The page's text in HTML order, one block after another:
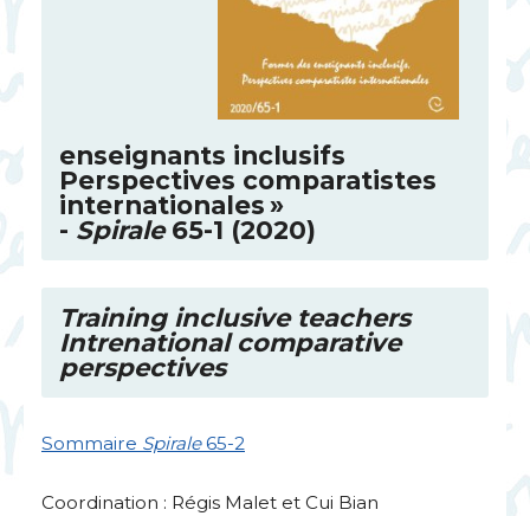
enseignants inclusifs
Perspectives comparatistes
internationales»
- Spirale65-1 (2020)
Training inclusive teachers
Intrenational comparative
perspectives
Sommaire Spirale65-2
Coordination : Régis Malet et Cui Bian